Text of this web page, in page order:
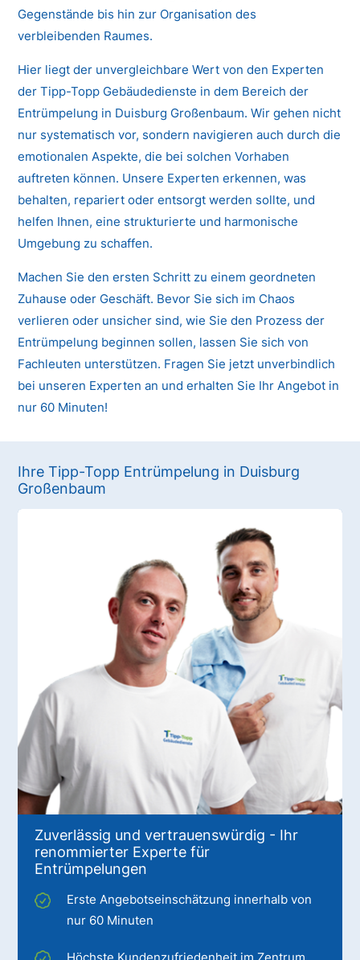
Gegenstände bis hin zur Organisation des
verbleibenden Raumes.
Hier liegt der unvergleichbare Wert von den Experten
der Tipp-Topp Gebäudedienste in dem Bereich der
Entrümpelung in Duisburg Großenbaum. Wir gehen nicht
nur systematisch vor, sondern navigieren auch durch die
emotionalen Aspekte, die bei solchen Vorhaben
auftreten können. Unsere Experten erkennen, was
behalten, repariert oder entsorgt werden sollte, und
helfen Ihnen, eine strukturierte und harmonische
Umgebung zu schaffen.
Machen Sie den ersten Schritt zu einem geordneten
Zuhause oder Geschäft. Bevor Sie sich im Chaos
verlieren oder unsicher sind, wie Sie den Prozess der
Entrümpelung beginnen sollen, lassen Sie sich von
Fachleuten unterstützen. Fragen Sie jetzt unverbindlich
bei unseren Experten an und erhalten Sie Ihr Angebot in
nur 60 Minuten!
Ihre Tipp-Topp Entrümpelung in Duisburg
Großenbaum
Zuverlässig und vertrauenswürdig - Ihr
renommierter Experte für
Entrümpelungen
Erste Angebotseinschätzung innerhalb von
nur 60 Minuten